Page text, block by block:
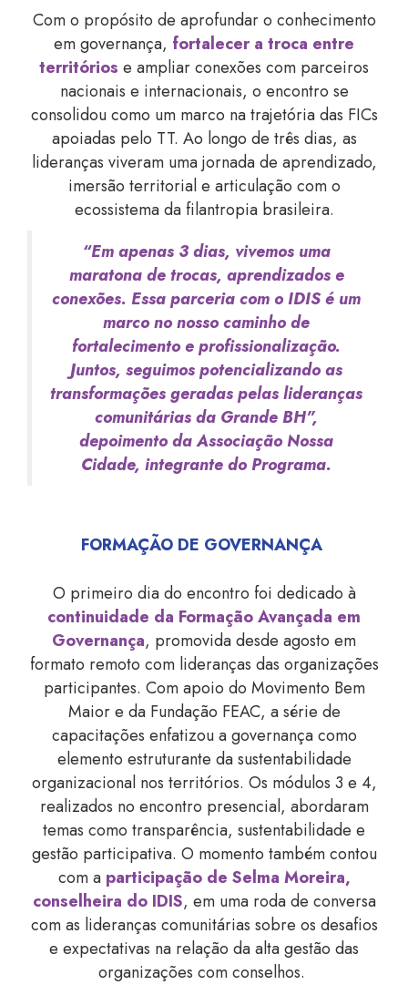
Com o propósito de aprofundar o conhecimento
em governança, fortalecer a troca entre
territórios e ampliar conexões com parceiros
nacionais e internacionais, o encontro se
consolidou como um marco na trajetória das FICs
apoiadas pelo TT. Ao longo de três dias, as
lideranças viveram uma jornada de aprendizado,
imersão territorial e articulação com o
ecossistema da filantropia brasileira.
“Em apenas 3 dias, vivemos uma
maratona de trocas, aprendizados e
conexões. Essa parceria com o IDIS é um
marco no nosso caminho de
fortalecimento e profissionalização.
Juntos, seguimos potencializando as
transformações geradas pelas lideranças
comunitárias da Grande BH”,
depoimento da Associação Nossa
Cidade, integrante do Programa.
FORMAÇÃO DE GOVERNANÇA
O primeiro dia do encontro foi dedicado à
continuidade da Formação Avançada em
Governança, promovida desde agosto em
formato remoto com lideranças das organizações
participantes. Com apoio do Movimento Bem
Maior e da Fundação FEAC, a série de
capacitações enfatizoua governança como
elemento estruturante da sustentabilidade
organizacional nos territórios. Os módulos 3 e 4,
realizados no encontro presencial, abordaram
temas como transparência, sustentabilidade e
gestão participativa. O momento também contou
com a participação de Selma Moreira,
conselheira do IDIS, em uma roda de conversa
com as lideranças comunitárias sobre os desafios
e expectativas na relação da alta gestão das
organizações com conselhos.